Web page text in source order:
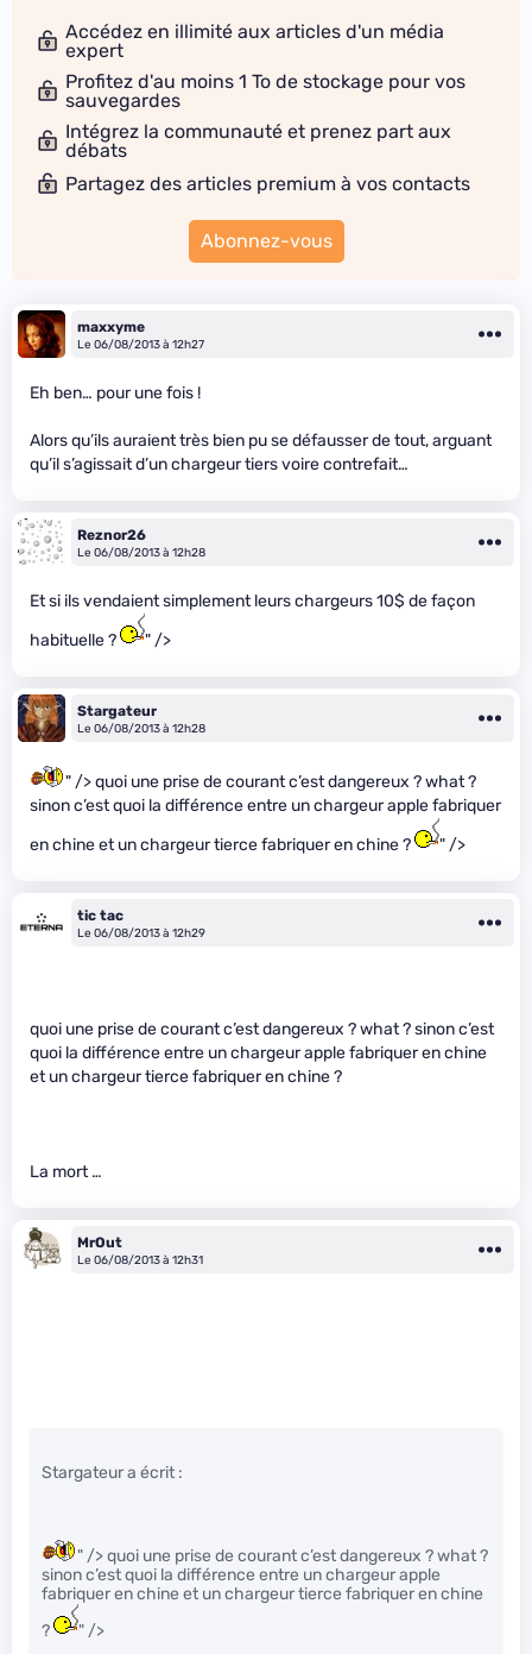
Accédez en illimité aux articles d'un média
expert
Profitez d'au moins 1 To de stockage pour vos
sauvegardes
Intégrez la communauté et prenez part aux
débats
Partagez des articles premium à vos contacts
Abonnez-vous
maxxyme
Le 06/08/2013 à 12h27
Eh ben… pour une fois !
Alors qu’ils auraient très bien pu se défausser de tout, arguant
qu’il s’agissait d’un chargeur tiers voire contrefait…
Reznor26
Le 06/08/2013 à 12h28
Et si ils vendaient simplement leurs chargeurs 10$ de façon
habituelle ?
" />
Stargateur
Le 06/08/2013 à 12h28
" /> quoi une prise de courant c’est dangereux ? what ?
sinon c’est quoi la différence entre un chargeur apple fabriquer
en chine et un chargeur tierce fabriquer en chine ?
" />
tic tac
Le 06/08/2013 à 12h29
quoi une prise de courant c’est dangereux ? what ? sinon c’est
quoi la différence entre un chargeur apple fabriquer en chine
et un chargeur tierce fabriquer en chine ?
La mort …
MrOut
Le 06/08/2013 à 12h31
Stargateur a écrit :
" /> quoi une prise de courant c’est dangereux ? what ?
sinon c’est quoi la différence entre un chargeur apple
fabriquer en chine et un chargeur tierce fabriquer en chine
?
" />